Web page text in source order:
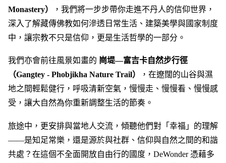
Monastery）
，我們將一步步帶你走進不丹人的信仰世界，
深入了解藏傳佛教如何滲透日常生活、建築美學與國家制度
中，讓宗教不只是信仰，更是生活哲學的一部分。
我們亦會前往風景如畫的 崗堤—富吉卡自然步行徑
（Gangtey - Phobjikha Nature Trail）
，在遼闊的山谷與濕
地之間輕鬆健行，呼吸清新空氣，慢慢走、慢慢看、慢慢感
受，讓大自然為你重新調整生活的節奏。
旅途中，更安排與當地人交流，傾聽他們對「幸福」的理解
——是知足常樂，還是源於與社群、信仰與自然之間的和諧
共處？在這個不全面開放自由行的國度，DeWonder 憑藉多